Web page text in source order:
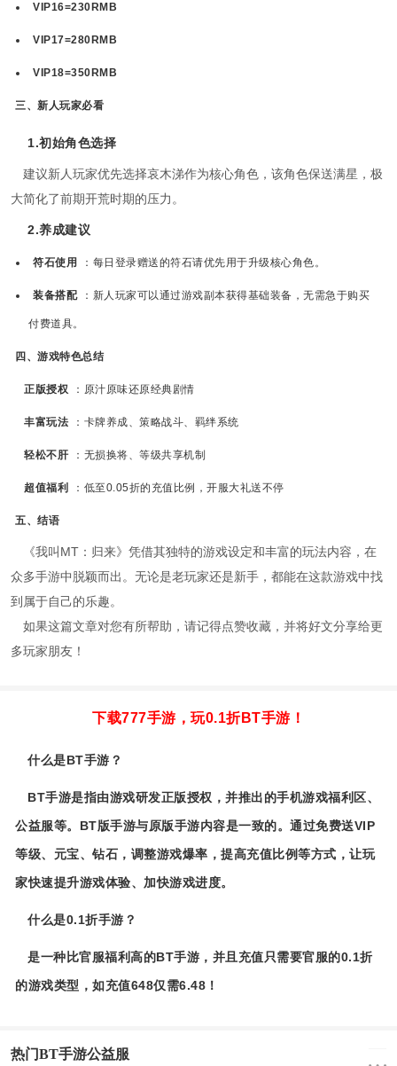
VIP16=230RMB
VIP17=280RMB
VIP18=350RMB
三、新人玩家必看
1.初始角色选择
建议新人玩家优先选择哀木涕作为核心角色，该角色保送满星，极
大简化了前期开荒时期的压力。
2.养成建议
符石使用 ：每日登录赠送的符石请优先用于升级核心角色。
装备搭配 ：新人玩家可以通过游戏副本获得基础装备，无需急于购买
付费道具。
四、游戏特色总结
正版授权 ：原汁原味还原经典剧情
丰富玩法 ：卡牌养成、策略战斗、羁绊系统
轻松不肝 ：无损换将、等级共享机制
超值福利 ：低至0.05折的充值比例，开服大礼送不停
五、结语
《我叫MT：归来》凭借其独特的游戏设定和丰富的玩法内容，在
众多手游中脱颖而出。无论是老玩家还是新手，都能在这款游戏中找
到属于自己的乐趣。
如果这篇文章对您有所帮助，请记得点赞收藏，并将好文分享给更
多玩家朋友！
下载777手游，玩0.1折BT手游！
什么是BT手游？
BT手游是指由游戏研发正版授权，并推出的手机游戏福利区、
公益服等。BT版手游与原版手游内容是一致的。通过免费送VIP
等级、元宝、钻石，调整游戏爆率，提高充值比例等方式，让玩
家快速提升游戏体验、加快游戏进度。
什么是0.1折手游？
是一种比官服福利高的BT手游，并且充值只需要官服的0.1折
的游戏类型，如充值648仅需6.48！
热门BT手游公益服